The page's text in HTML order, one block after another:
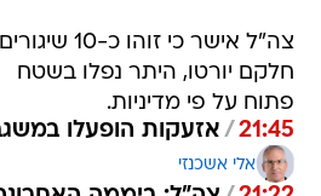
צה"ל אישר כי
חלקם יורטו, היתר נפלו בשטח
פתוח על פי מדיניות.
21:45
/ אזעקות הופעלו
אלי אשכנזי